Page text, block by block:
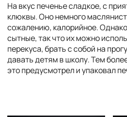
На вкус печенье сладкое, с
клюквы. Оно немного
сожалению, калорийное.
сытные, так что их можно
перекуса, брать с собой на
давать детям в школу. Тем
это предусмотрел и упаковал